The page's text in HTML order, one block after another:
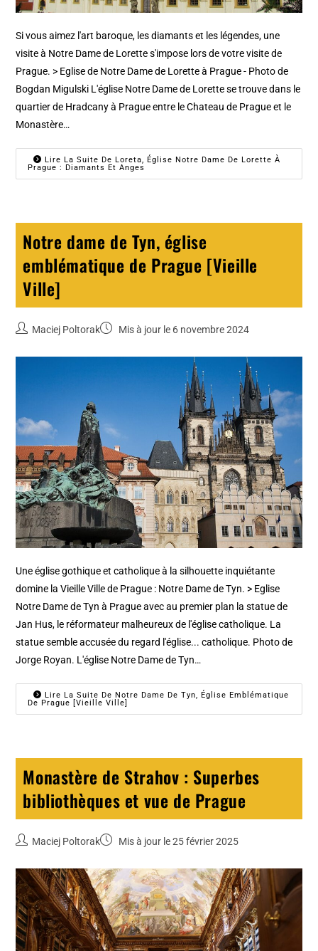
Si vous aimez l'art baroque, les diamants et les légendes, une
visite à Notre Dame de Lorette s'impose lors de votre visite de
Prague. > Eglise de Notre Dame de Lorette à Prague - Photo de
Bogdan Migulski L'église Notre Dame de Lorette se trouve dans le
quartier de Hradcany à Prague entre le Chateau de Prague et le
Monastère…
Lire La Suite De Loreta, Église Notre Dame De Lorette À
Prague : Diamants Et Anges
Notre dame de Tyn, église
emblématique de Prague [Vieille
Ville]
Maciej Poltorak Mis à jour le 6 novembre 2024
Une église gothique et catholique à la silhouette inquiétante
domine la Vieille Ville de Prague : Notre Dame de Tyn. > Eglise
Notre Dame de Tyn à Prague avec au premier plan la statue de
Jan Hus, le réformateur malheureux de l'église catholique. La
statue semble accusée du regard l'église... catholique. Photo de
Jorge Royan. L'église Notre Dame de Tyn…
Lire La Suite De Notre Dame De Tyn, Église Emblématique
De Prague [Vieille Ville]
Monastère de Strahov : Superbes
bibliothèques et vue de Prague
Maciej Poltorak Mis à jour le 25 février 2025